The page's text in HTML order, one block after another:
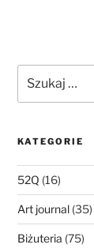
KATEGORIE
52Q (16)
Art journal(35)
Biżuteria (75)